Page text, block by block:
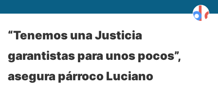
“Tenemos una Justicia
garantistas para unos pocos”,
asegura párroco Luciano